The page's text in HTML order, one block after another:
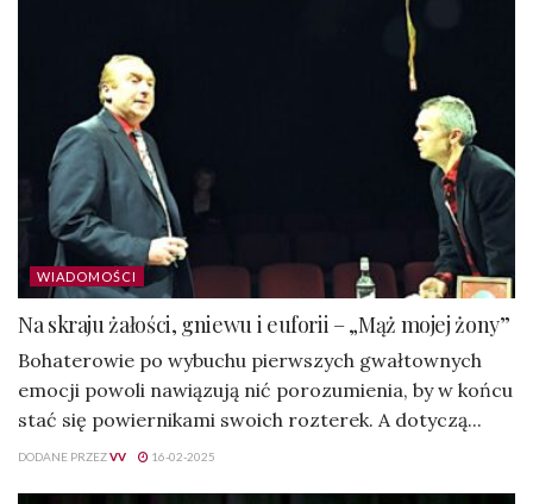
WIADOMOŚCI
Na skraju żałości, gniewu i euforii – „Mąż mojej żony”
Bohaterowie po wybuchu pierwszych gwałtownych
emocji powoli nawiązują nić porozumienia, by w końcu
stać się powiernikami swoich rozterek. A dotyczą...
DODANE PRZEZVV 16-02-2025